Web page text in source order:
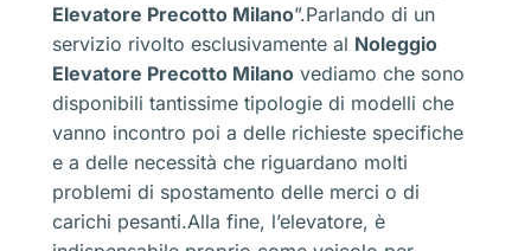
Elevatore Precotto Milano”.Parlando di un
servizio rivolto esclusivamente al Noleggio
Elevatore Precotto Milano vediamo che sono
disponibili tantissime tipologie di modelli che
vanno incontro poi a delle richieste specifiche
e a delle necessità che riguardano molti
problemi di spostamento delle merci o di
carichi pesanti.Alla fine, l’elevatore, è